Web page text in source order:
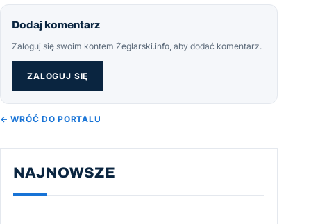
Dodaj komentarz
Zaloguj się swoim kontem Żeglarski.info, aby dodać komentarz.
ZALOGUJ SIĘ
← WRÓĆ DO PORTALU
NAJNOWSZE